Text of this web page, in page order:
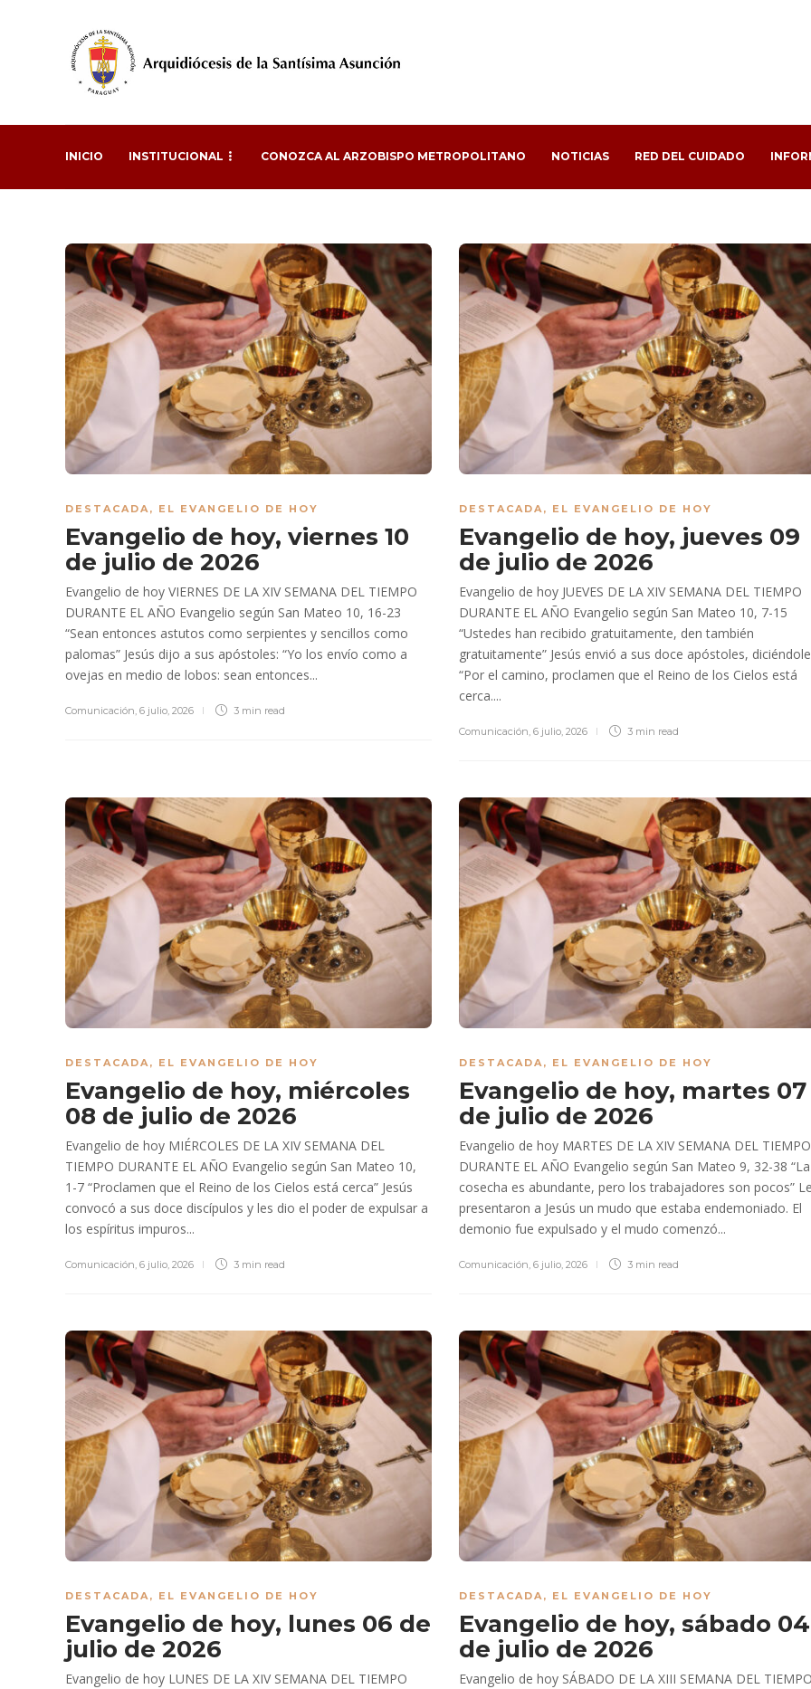
INICIO INSTITUCIONAL CONOZCA AL ARZOBISPO METROPOLITANO NOTICIAS RED DEL CUIDADO
DESTACADA, EL EVANGELIO DE HOY
Evangelio de hoy, viernes 10
de julio de 2026
Evangelio de hoy VIERNES DE LA XIV SEMANA DEL TIEMPO
DURANTE EL AÑO Evangelio según San Mateo 10, 16-23
“Sean entonces astutos como serpientes y sencillos como
palomas” Jesús dijo a sus apóstoles: “Yo los envío como a
ovejas en medio de lobos: sean entonces...
Comunicación, 6 julio, 2026 3 min read
DESTACADA, EL EVANGELIO DE HOY
Evangelio de hoy, jueves 09
de julio de 2026
Evangelio de hoy JUEVES DE LA XIV SEMANA DEL TIEMPO
DURANTE EL AÑO Evangelio según San Mateo 10, 7-15
“Ustedes han recibido gratuitamente, den también
gratuitamente” Jesús envió a sus doce apóstoles,
“Por el camino, proclamen que el Reino de los Cielos está
cerca....
Comunicación, 6 julio, 2026 3 min read
DESTACADA , EL EVANGELIO DE HOY
Evangelio de hoy, miércoles
08 de julio de 2026
Evangelio de hoy MIÉRCOLES DE LA XIV SEMANA DEL
TIEMPO DURANTE EL AÑO Evangelio según San Mateo 10,
1-7 “Proclamen que el Reino de los Cielos está cerca” Jesús
convocó a sus doce discípulos y les dio el poder de expulsar a
los espíritus impuros...
Comunicación 6 julio, 2026 3 min read
DESTACADA , EL EVANGELIO DE HOY
Evangelio de hoy, martes 07
de julio de 2026
Evangelio de hoy MARTES DE LA XIV SEMANA DEL TIEMPO
DURANTE EL AÑO Evangelio según San Mateo 9, 32-38 “La
cosecha es abundante, pero los trabajadores son pocos”
presentaron a Jesús un mudo que estaba endemoniado. El
demonio fue expulsado y el mudo comenzó...
Comunicación 6 julio, 2026 3 min read
DESTACADA , EL EVANGELIO DE HOY
Evangelio de hoy, lunes 06 de
julio de 2026
Evangelio de hoy LUNES DE LA XIV SEMANA DEL TIEMPO
DESTACADA , EL EVANGELIO DE HOY
Evangelio de hoy, sábado 04
de julio de 2026
Evangelio de hoy SÁBADO DE LA XIII SEMANA DEL